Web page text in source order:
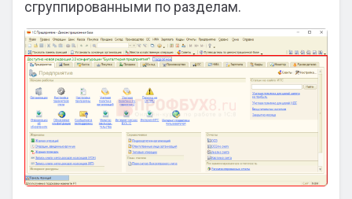
сгруппированными по разделам.